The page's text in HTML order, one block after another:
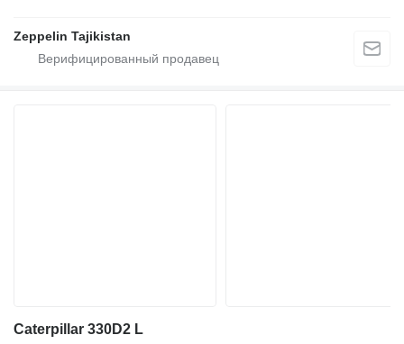
Zeppelin Tajikistan
Caterpillar 330D2 L